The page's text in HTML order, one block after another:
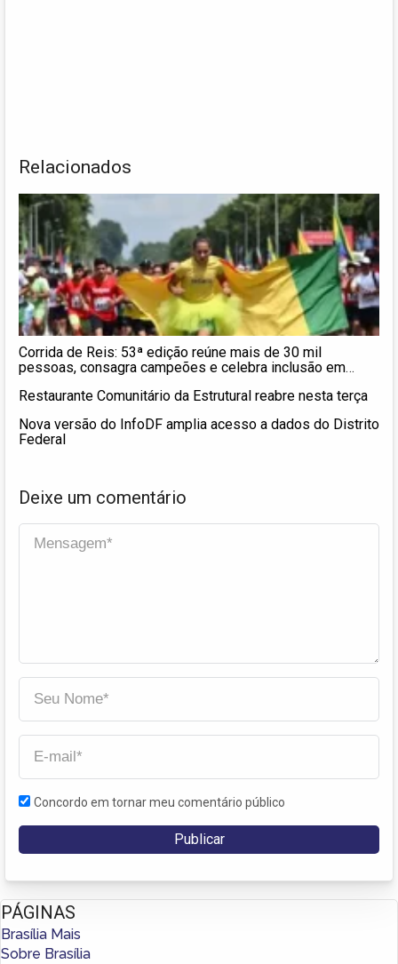
Relacionados
Corrida de Reis: 53ª edição reúne mais de 30 mil
pessoas, consagra campeões e celebra inclusão em
Restaurante Comunitário da Estrutural reabre nesta terça
Nova versão do InfoDF amplia acesso a dados do Distrito
Federal
Deixe um comentário
Concordo em tornar meu comentário público
PÁGINAS
Brasília Mais
Sobre Brasília